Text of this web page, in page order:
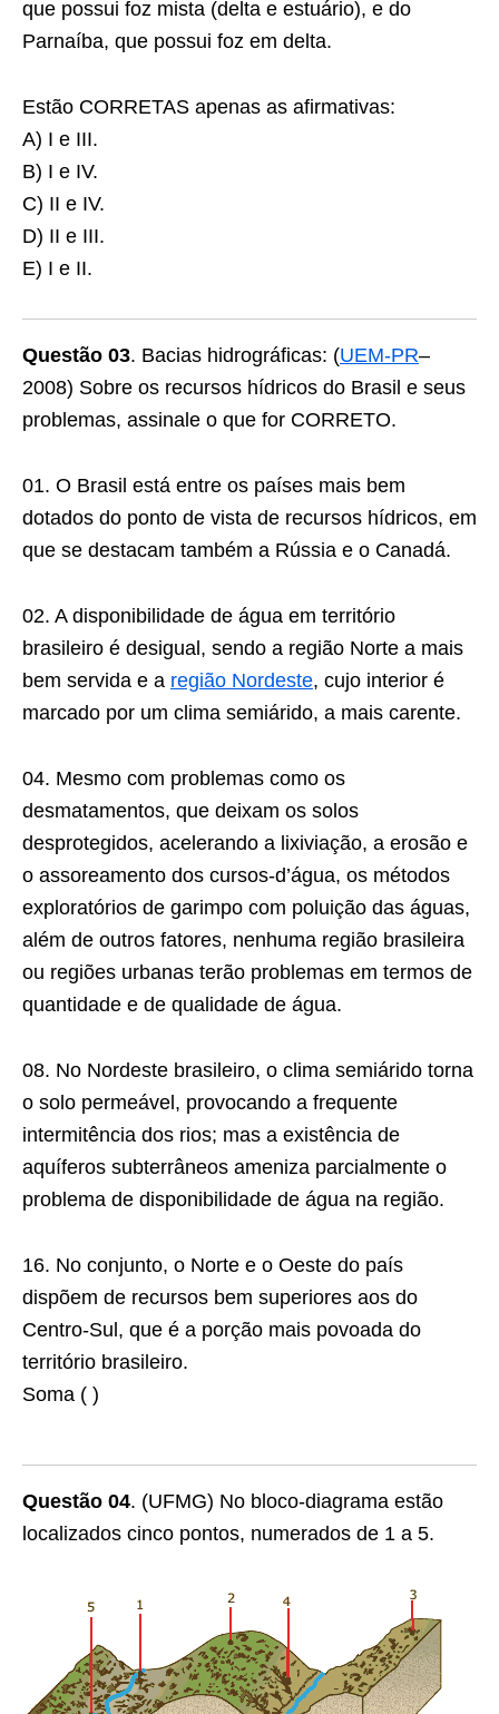
que possui foz mista (delta e estuário), e do
Parnaíba, que possui foz em delta.
Estão CORRETAS apenas as afirmativas:
A) I e III.
B) I e IV.
C) II e IV.
D) II e III.
E) I e II.
Questão 03. Bacias hidrográficas: (UEM-PR–
2008) Sobre os recursos hídricos do Brasil e seus
problemas, assinale o que for CORRETO.
01. O Brasil está entre os países mais bem
dotados do ponto de vista de recursos hídricos, em
que se destacam também a Rússia e o Canadá.
02. A disponibilidade de água em território
brasileiro é desigual, sendo a região Norte a mais
bem servida e a região Nordeste, cujo interior é
marcado por um clima semiárido, a mais carente.
04. Mesmo com problemas como os
desmatamentos, que deixam os solos
desprotegidos, acelerando a lixiviação, a erosão e
o assoreamento dos cursos-d’água, os métodos
exploratórios de garimpo com poluição das águas,
além de outros fatores, nenhuma região brasileira
ou regiões urbanas terão problemas em termos de
quantidade e de qualidade de água.
08. No Nordeste brasileiro, o clima semiárido torna
o solo permeável, provocando a frequente
intermitência dos rios; mas a existência de
aquíferos subterrâneos ameniza parcialmente o
problema de disponibilidade de água na região.
16. No conjunto, o Norte e o Oeste do país
dispõem de recursos bem superiores aos do
Centro-Sul, que é a porção mais povoada do
território brasileiro.
Soma ( )
Questão 04. (UFMG) No bloco-diagrama estão
localizados cinco pontos, numerados de 1 a 5.